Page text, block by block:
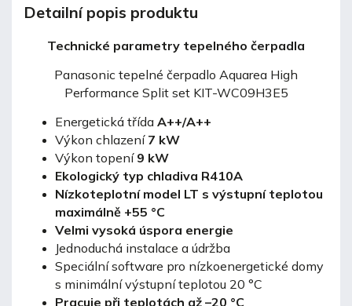
Detailní popis produktu
Technické parametry tepelného čerpadla
Panasonic tepelné čerpadlo Aquarea High
Performance Split set KIT-WC09H3E5
Energetická třída A++/A++
Výkon chlazení 7 kW
Výkon topení 9 kW
Ekologický typ chladiva R410A
Nízkoteplotní model LT s výstupní teplotou
maximálně +55 °C
Velmi vysoká úspora energie
Jednoduchá instalace a údržba
Speciální software pro nízkoenergetické domy
s minimální výstupní teplotou 20 °C
Pracuje při teplotách až –20 °C